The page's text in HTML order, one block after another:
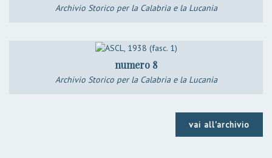
Archivio Storico per la Calabria e la Lucania
numero 8
Archivio Storico per la Calabria e la Lucania
vai all'archivio